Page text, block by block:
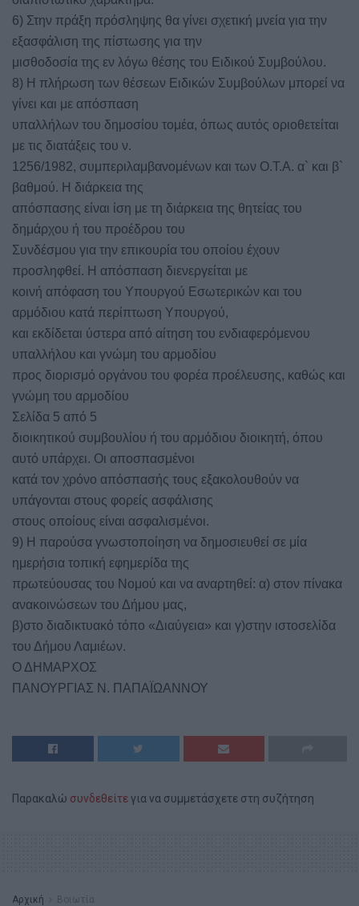
6) Στην πράξη πρόσληψης θα γίνει σχετική μνεία για την
εξασφάλιση της πίστωσης για την
μισθοδοσία της εν λόγω θέσης του Ειδικού Συμβούλου.
8) Η πλήρωση των θέσεων Ειδικών Συμβούλων μπορεί να
γίνει και με απόσπαση
υπαλλήλων του δημοσίου τομέα, όπως αυτός οριοθετείται
με τις διατάξεις του ν.
1256/1982, συμπεριλαμβανομένων και των Ο.Τ.Α. α` και β`
βαθμού. Η διάρκεια της
απόσπασης είναι ίση με τη διάρκεια της θητείας του
δημάρχου ή του προέδρου του
Συνδέσμου για την επικουρία του οποίου έχουν
προσληφθεί. Η απόσπαση διενεργείται με
κοινή απόφαση του Υπουργού Εσωτερικών και του
αρμόδιου κατά περίπτωση Υπουργού,
και εκδίδεται ύστερα από αίτηση του ενδιαφερόμενου
υπαλλήλου και γνώμη του αρμοδίου
προς διορισμό οργάνου του φορέα προέλευσης, καθώς και
γνώμη του αρμοδίου
Σελίδα 5 από 5
διοικητικού συμβουλίου ή του αρμόδιου διοικητή, όπου
αυτό υπάρχει. Οι αποσπασμένοι
κατά τον χρόνο απόσπασής τους εξακολουθούν να
υπάγονται στους φορείς ασφάλισης
στους οποίους είναι ασφαλισμένοι.
9) Η παρούσα γνωστοποίηση να δημοσιευθεί σε μία
ημερήσια τοπική εφημερίδα της
πρωτεύουσας του Νομού και να αναρτηθεί: α) στον πίνακα
ανακοινώσεων του Δήμου μας,
β)στο διαδικτυακό τόπο «Διαύγεια» και γ)στην ιστοσελίδα
του Δήμου Λαμιέων.
Ο ΔΗΜΑΡΧΟΣ
ΠΑΝΟΥΡΓΙΑΣ Ν. ΠΑΠΑΪΩΑΝΝΟΥ
Παρακαλώ συνδεθείτεγια να συμμετάσχετε στη συζήτηση
Αρχική Βοιωτία